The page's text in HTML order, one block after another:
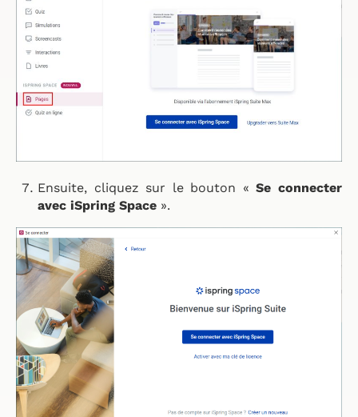
Ensuite, cliquez sur le bouton «Se connecter
avec iSpring Space ».